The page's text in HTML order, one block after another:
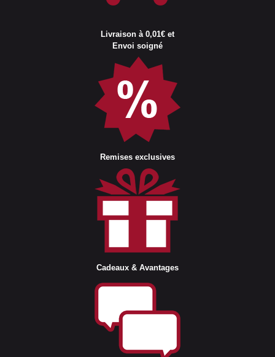
Livraison à 0,01€ et
Envoi soigné
Remises exclusives
Cadeaux & Avantages